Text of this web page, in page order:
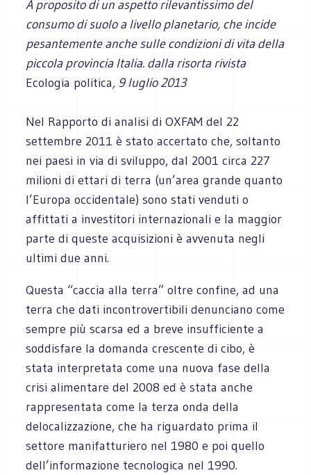
A proposito di un aspetto rilevantissimo del
consumo di suolo a livello planetario, che incide
pesantemente anche sulle condizioni di vita della
piccola provincia Italia. dalla risorta rivista
Ecologia politica, 9 luglio 2013
Nel Rapporto di analisi di OXFAM del 22
settembre 2011 è stato accertato che, soltanto
nei paesi in via di sviluppo, dal 2001 circa 227
milioni di ettari di terra (un’area grande quanto
l’Europa occidentale) sono stati venduti o
affittati a investitori internazionali e la maggior
parte di queste acquisizioni è avvenuta negli
ultimi due anni.
Questa “caccia alla terra” oltre confine, ad una
terra che dati incontrovertibili denunciano come
sempre più scarsa ed a breve insufficiente a
soddisfare la domanda crescente di cibo, è
stata interpretata come una nuova fase della
crisi alimentare del 2008 ed è stata anche
rappresentata come la terza onda della
delocalizzazione, che ha riguardato prima il
settore manifatturiero nel 1980 e poi quello
dell’informazione tecnologica nel 1990.